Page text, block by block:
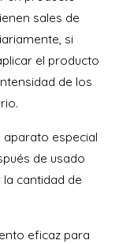
sales de
si
el producto
de los
aparato especial
de usado
cantidad de
eficaz para